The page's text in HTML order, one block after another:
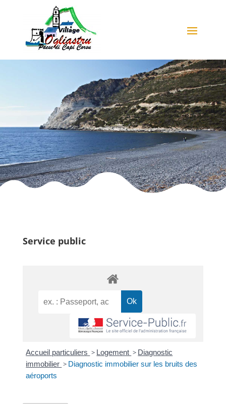
Service public
Accueil particuliers > Logement > Diagnostic
immobilier > Diagnostic immobilier sur les bruits des
aéroports